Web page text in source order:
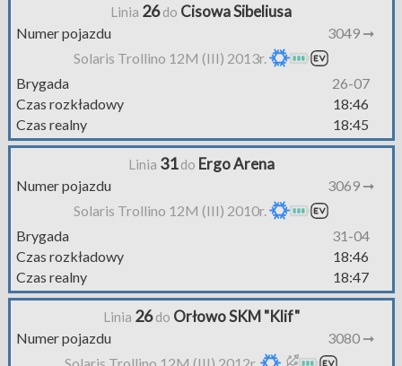
Linia 26do Cisowa Sibeliusa
Numer pojazdu
3049 ➞
Solaris Trollino 12M (III) 2013r.
Brygada
26-07
Czas rozkładowy
18:46
Czas realny
18:45
Linia 31do Ergo Arena
Numer pojazdu
3069 ➞
Solaris Trollino 12M (III) 2010r.
Brygada
31-04
Czas rozkładowy
18:46
Czas realny
18:47
Linia 26do Orłowo SKM "Klif"
Numer pojazdu
3080 ➞